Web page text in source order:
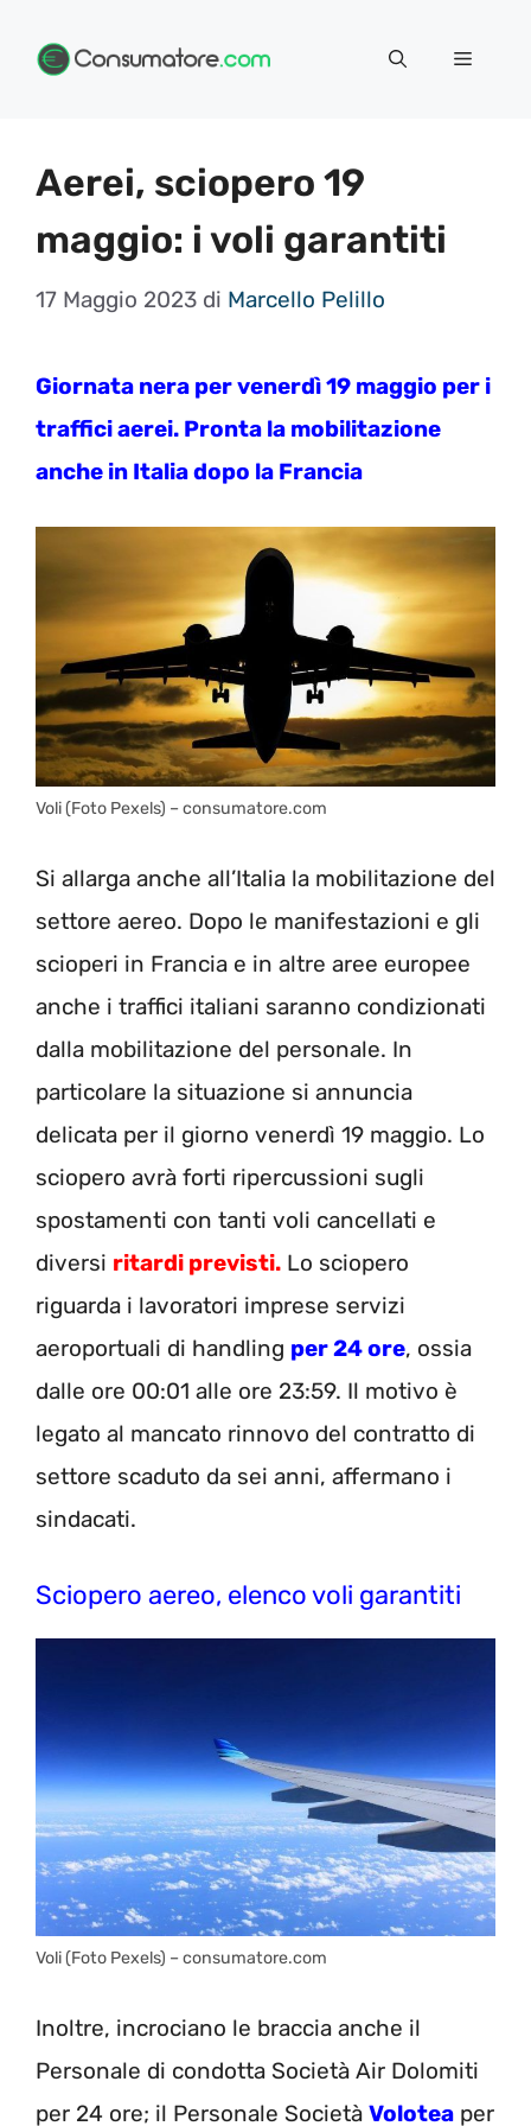
Menu
Aerei, sciopero 19
maggio: i voli garantiti
17 Maggio 2023 di Marcello Pelillo
Giornata nera per venerdì 19 maggio per i
traffici aerei. Pronta la mobilitazione
anche in Italia dopo la Francia
Voli (Foto Pexels) – consumatore.com
Si allarga anche all’Italia la mobilitazione del
settore aereo. Dopo le manifestazioni e gli
scioperi in Francia e in altre aree europee
anche i traffici italiani saranno condizionati
dalla mobilitazione del personale. In
particolare la situazione si annuncia
delicata per il giorno venerdì 19 maggio. Lo
sciopero avrà forti ripercussioni sugli
spostamenti con tanti voli cancellati e
diversi ritardi previsti. Lo sciopero
riguarda i lavoratori imprese servizi
aeroportuali di handling per24 ore, ossia
dalle ore 00:01 alle ore 23:59. Il motivo è
legato al mancato rinnovo del contratto di
settore scaduto da sei anni, affermano i
sindacati.
Sciopero aereo, elenco voli garantiti
Voli (Foto Pexels) – consumatore.com
Inoltre, incrociano le braccia anche il
Personale di condotta Società Air Dolomiti
per 24 ore; il Personale Società Volotea per